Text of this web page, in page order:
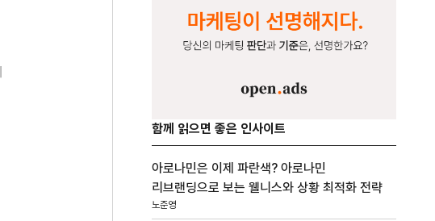
함께 읽으면 좋은 인사이트
아로나민은 이제 파란색? 아로나민
리브랜딩으로 보는 웰니스와 상황 최적화 전략
노준영